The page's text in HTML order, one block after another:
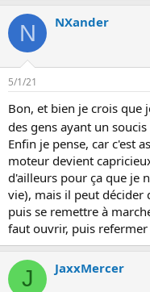
l'état du moteur. De toutes
loyaux services, je ne suis
vitre puisse être bon à
N NXander
5/1/21
Bon, et bien je crois que
des gens ayant un
Enfin je pense, car c'est
moteur devient
d'ailleurs pour ça que je
vie), mais il peut décider
puis se remettre à
faut ouvrir, puis
J JaxxMercer